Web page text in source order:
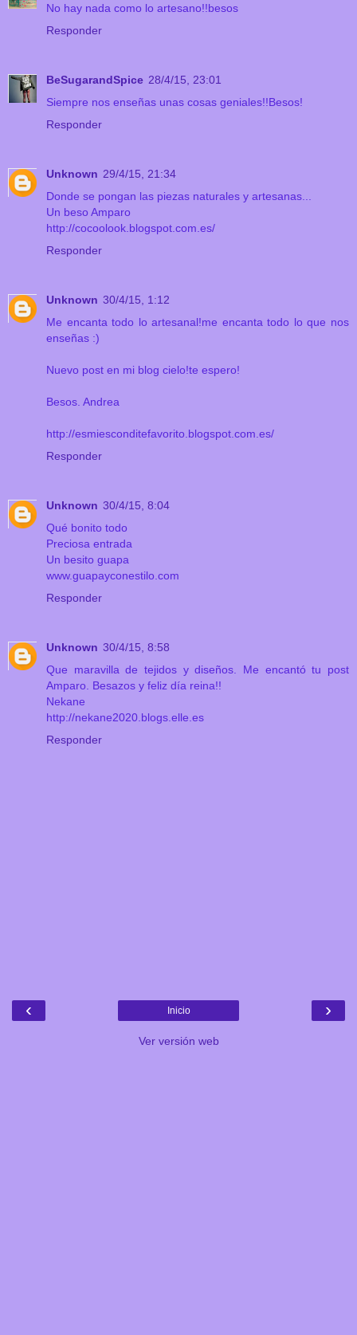
No hay nada como lo artesano!!besos
Responder
BeSugarandSpice 28/4/15, 23:01
Siempre nos enseñas unas cosas geniales!!Besos!
Responder
Unknown 29/4/15, 21:34
Donde se pongan las piezas naturales y artesanas...
Un beso Amparo
http://cocoolook.blogspot.com.es/
Responder
Unknown 30/4/15, 1:12
Me encanta todo lo artesanal!me encanta todo lo que nos
enseñas :)
Nuevo post en mi blog cielo!te espero!
Besos. Andrea
http://esmiesconditefavorito.blogspot.com.es/
Responder
Unknown 30/4/15, 8:04
Qué bonito todo
Preciosa entrada
Un besito guapa
www.guapayconestilo.com
Responder
Unknown 30/4/15, 8:58
Que maravilla de tejidos y diseños. Me encantó tu post
Amparo. Besazos y feliz día reina!!
Nekane
http://nekane2020.blogs.elle.es
Responder
‹ ›
Inicio
Ver versión web